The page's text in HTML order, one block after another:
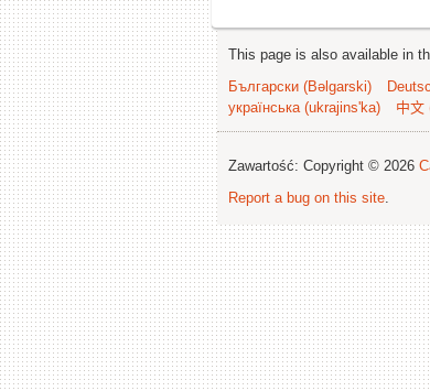
This page is also available in
Български (Bəlgarski)
українська (ukrajins'ka)
中文
Zawartość: Copyright © 2026
Report a bug on this site.